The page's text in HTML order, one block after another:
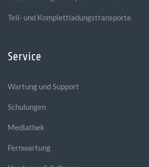
Teil- und Komplettladungstransporte
Service
Wartung und Support
Schulungen
Mediathek
Fernwartung